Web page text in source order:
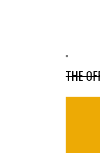
THE